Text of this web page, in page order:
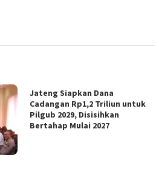
Jateng Siapkan Dana
Cadangan Rp1,2 Triliun untuk
Pilgub 2029, Disisihkan
Bertahap Mulai 2027